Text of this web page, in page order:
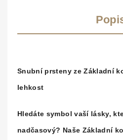
Snubní prsteny ze Základní
lehkost
Hledáte symbol vaší lásky,
nadčasový? Naše Základní